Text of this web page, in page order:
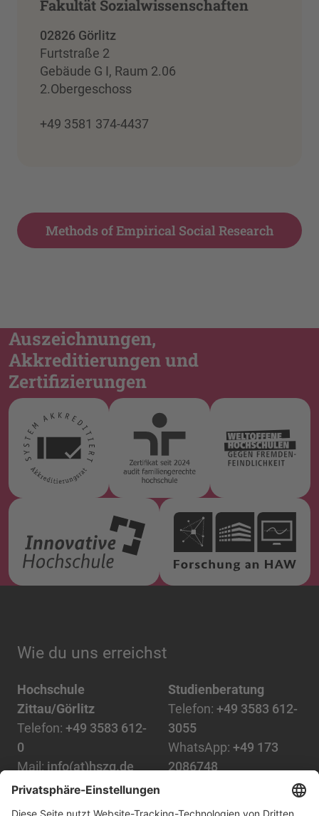
Fakultät Sozialwissenschaften
02826 Görlitz
Furtstraße 2
Gebäude G I, Raum 2.06
2.Obergeschoss
+49 3581 374-4437
Methods of Empirical Social Research
Auszeichnungen,
Akkreditierungen und
Zertifizierungen
Wie du uns erreichst
Hochschule
Zittau/Görlitz
Telefon: +49 3583 612-
0
Mail: info(at)hszg.de
Studienberatung
Telefon: +49 3583 612-
3055
WhatsApp: +49 173
2086748